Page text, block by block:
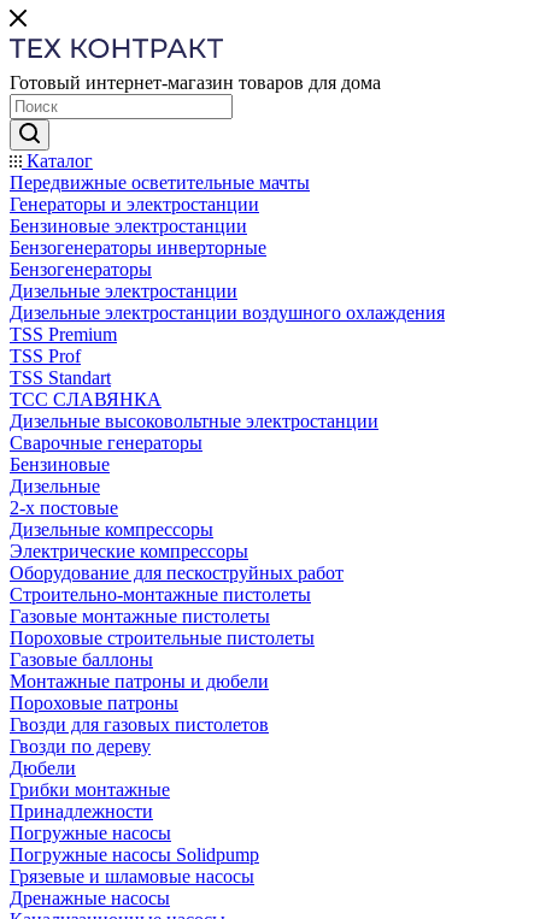
Готовый интернет-магазин товаров для дома
Каталог
Передвижные осветительные мачты
Генераторы и электростанции
Бензиновые электростанции
Бензогенераторы инверторные
Бензогенераторы
Дизельные электростанции
Дизельные электростанции воздушного охлаждения
TSS Premium
TSS Prof
TSS Standart
ТСС СЛАВЯНКА
Дизельные высоковольтные электростанции
Сварочные генераторы
Бензиновые
Дизельные
2-х постовые
Дизельные компрессоры
Электрические компрессоры
Оборудование для пескоструйных работ
Строительно-монтажные пистолеты
Газовые монтажные пистолеты
Пороховые строительные пистолеты
Газовые баллоны
Монтажные патроны и дюбели
Пороховые патроны
Гвозди для газовых пистолетов
Гвозди по дереву
Дюбели
Грибки монтажные
Принадлежности
Погружные насосы
Погружные насосы Solidpump
Грязевые и шламовые насосы
Дренажные насосы